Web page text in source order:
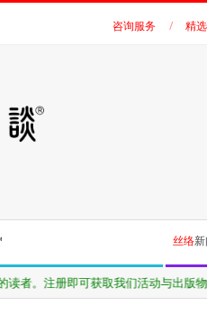
咨询服务
精选
丝络
者。注册即可获取我们活动与出版物的